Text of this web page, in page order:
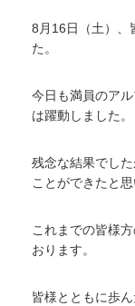
8月16日（土）、
た。
今日も満員のア
は躍動しました。
残念な結果でし
ことができたと思
これまでの皆様
おります。
皆様とともに歩